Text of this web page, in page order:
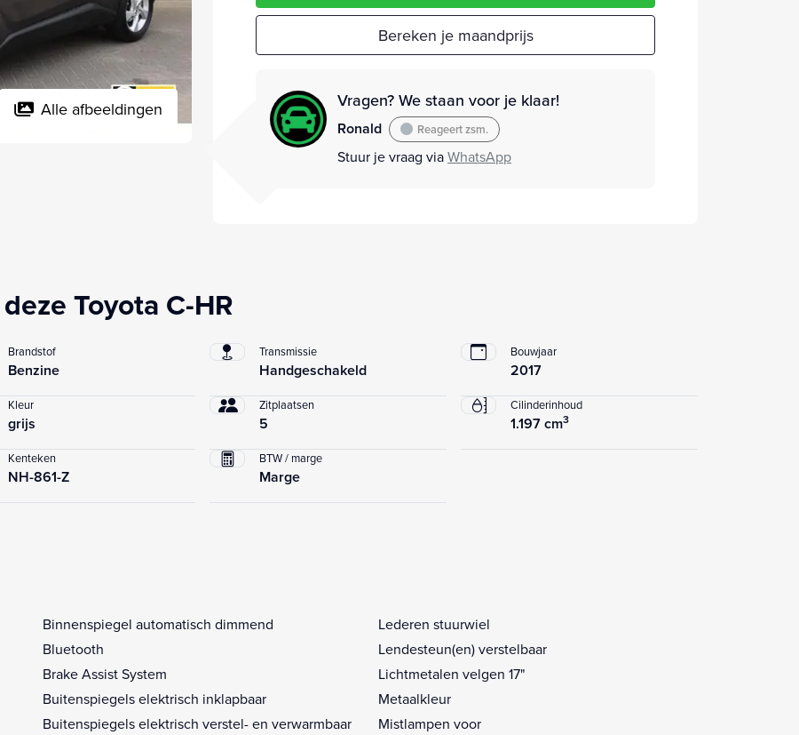
Alle afbeeldingen
Bereken je maandprijs
Vragen? We staan voor je klaar!
Ronald Reageert zsm.
Stuur je vraag viaWhatsApp
Toyota C-HR
Brandstof
Benzine
Transmissie
Handgeschakeld
Bouwjaar
2017
Kleur
grijs
Zitplaatsen
5
Cilinderinhoud
1.197 cm3
Kenteken
NH-861-Z
BTW / marge
Marge
Binnenspiegel automatisch dimmend
Bluetooth
Brake Assist System
Buitenspiegels elektrisch inklapbaar
Buitenspiegels elektrisch verstel- en verwarmbaar
Lederen stuurwiel
Lendesteun(en) verstelbaar
Lichtmetalen velgen 17"
Metaalkleur
Mistlampen voor